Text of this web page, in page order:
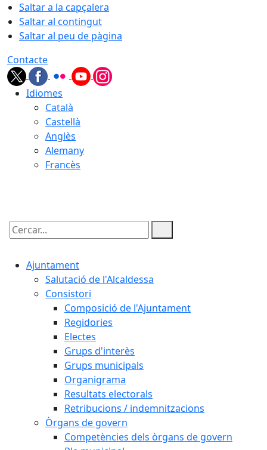
Saltar a la capçalera
Saltar al contingut
Saltar al peu de pàgina
Contacte
Idiomes
Català
Castellà
Anglès
Alemany
Francès
Cercar:
Ajuntament
Salutació de l'Alcaldessa
Consistori
Composició de l'Ajuntament
Regidories
Electes
Grups d'interès
Grups municipals
Organigrama
Resultats electorals
Retribucions / indemnitzacions
Òrgans de govern
Competències dels òrgans de govern